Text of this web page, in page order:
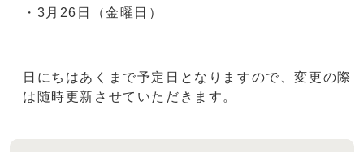
・3月26日（金曜日）
日にちはあくまで予定日となりますので、変更の際
は随時更新させていただきます。